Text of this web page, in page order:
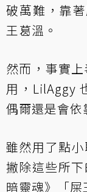
破萬難，靠
王葛溫。
然而，事實
用，LilAggy
偶爾還是會依
雖然用了點
撇除這些所
暗靈魂》「屎